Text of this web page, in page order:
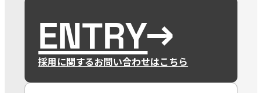
ENTRY
採用に関するお問い合わせはこちら